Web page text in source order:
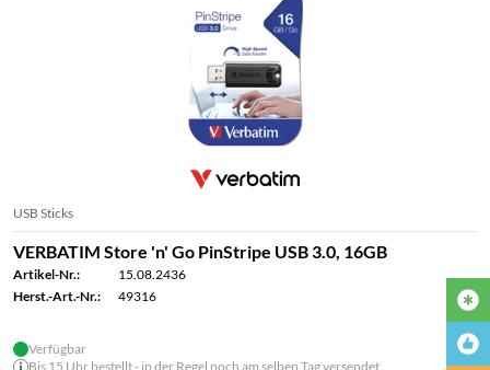
USB Sticks
VERBATIM Store 'n' Go PinStripe USB 3.0, 16GB
Artikel-Nr.:
15.08.2436
Herst.-Art.-Nr.:
49316
Verfügbar
Bis 15 Uhr bestellt - in der Regel noch am selben Tag versendet